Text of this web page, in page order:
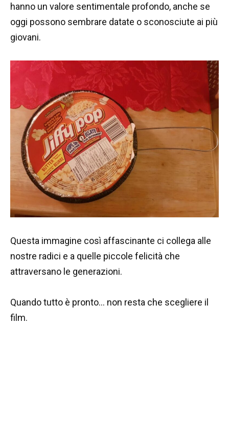
hanno un valore sentimentale profondo, anche se
oggi possono sembrare datate o sconosciute ai più
giovani.
Questa immagine così affascinante ci collega alle
nostre radici e a quelle piccole felicità che
attraversano le generazioni.
Quando tutto è pronto… non resta che scegliere il
film.